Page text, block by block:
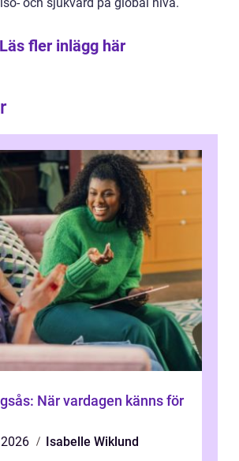
och sjukvård på global nivå.
Läs fler inlägg här
När vardagen känns för
Isabelle Wiklund